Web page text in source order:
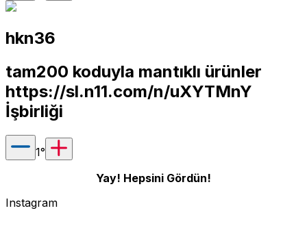
hkn36
tam200 koduyla mantıklı ürünler
https://sl.n11.com/n/uXYTMnY
İşbirliği
1°
Yay! Hepsini Gördün!
Instagram